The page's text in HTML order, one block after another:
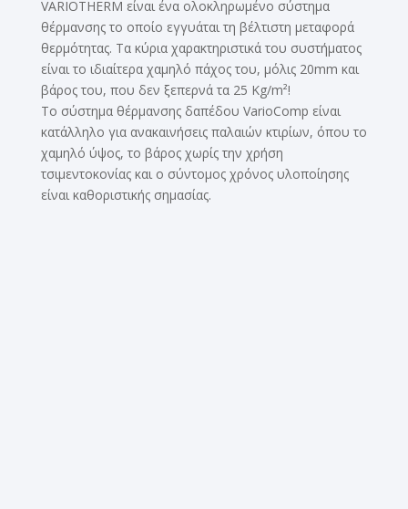
VARIOTHERM είναι ένα ολοκληρωμένο σύστημα
θέρμανσης το οποίο εγγυάται τη βέλτιστη μεταφορά
θερμότητας. Τα κύρια χαρακτηριστικά του συστήματος
είναι το ιδιαίτερα χαμηλό πάχος του, μόλις 20mm και
βάρος του, που δεν ξεπερνά τα 25 Kg/m²!
Το σύστημα θέρμανσης δαπέδου VarioComp είναι
κατάλληλο για ανακαινήσεις παλαιών κτιρίων, όπου το
χαμηλό ύψος, το βάρος χωρίς την χρήση
τσιμεντοκονίας και ο σύντομος χρόνος υλοποίησης
είναι καθοριστικής σημασίας.